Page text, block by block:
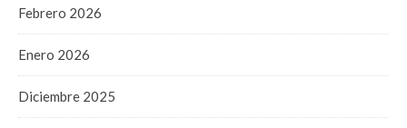
Febrero 2026
Enero 2026
Diciembre 2025